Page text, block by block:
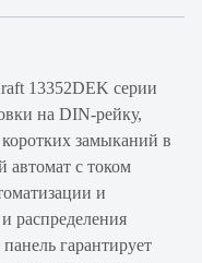
13352DEK серии
на DIN-рейку,
замыканий в
автомат с током
и
распределения
гарантирует